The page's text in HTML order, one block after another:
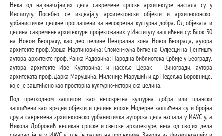
Нека од најзначајнијих дела савремене српске архитектуре настала су у
Институту. Посебно се издвајају архитектонски објекти и архитектонско-
урбанистичке целине проглашени за непокретна културна добра. Од објеката и
целина савремене архитектуре пројектованих у Институту заштићени су: Блок 30
на Новом Београду, као део целине Централна зона Новог Београда, аутора
архитекте проф. Уроша Мартиновића; Спомен-кућа битке на Сутјесци на Тјентишту
аутора архитекте проф. Ранка Радовића; Народна библиотека Србије у Београду,
аутора архитекте Иве Куртовића; и насеље Церак – Виногради, аутора
архитеката проф. Дарка Марушића, Миленије Марушић и др Недељка Боровнице,
које је заштићено као просторна културно-историјска целина.
Под претходном заштитом као непокретна културна добра или плански
заштићени као вредни објекти и целине епохе Модерне заштићена су и бројна
друга савремена архитектонско-урбанистичка ауторска дела настала у ИАУС-у, а
Никола Добровић, великан српске и светске архитектуре, нека од својих дела